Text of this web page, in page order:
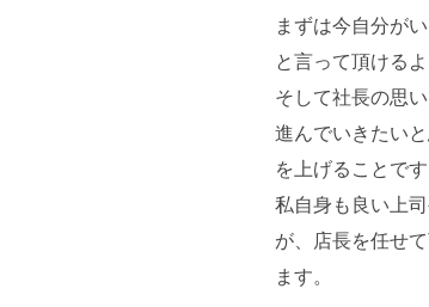
まずは今自分が
と言って頂ける
そして社長の思
進んでいきたい
を上げることです
私自身も良い上
が、店長を任せ
ます。